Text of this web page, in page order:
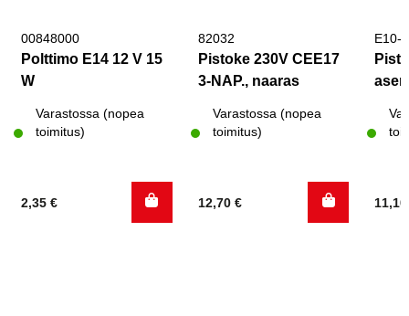
00848000
Polttimo E14 12 V 15
W
Varastossa (nopea
toimitus)
2,35 €
82032
Pistoke 230V CEE17
3-NAP., naaras
Varastossa (nopea
toimitus)
12,70 €
E10-